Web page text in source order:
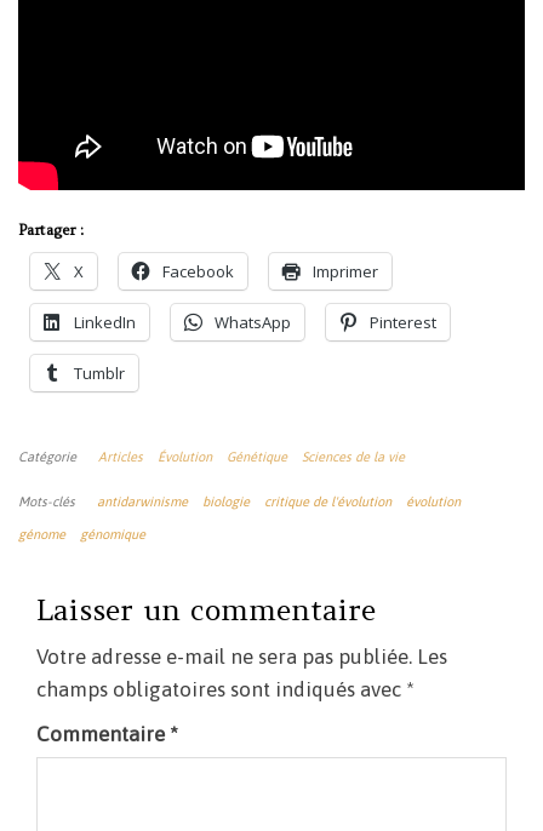
Partager :
X Facebook Imprimer
LinkedIn WhatsApp Pinterest
Tumblr
Catégorie Articles Évolution Génétique Sciences de la vie
Mots-clés antidarwinisme biologie critique de l'évolution évolution
génome génomique
Laisser un commentaire
Votre adresse e-mail ne sera pas publiée. Les
champs obligatoires sont indiqués avec *
Commentaire *